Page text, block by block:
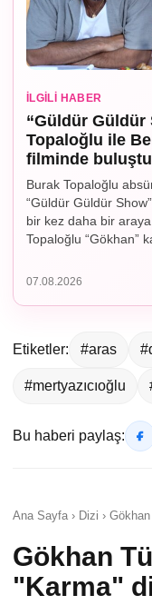
İLGILI HABER
“Güldür Güldür
Topaloğlu ile
filminde buluştu
Burak Topaloğlu
“Güldür Güldür
bir kez daha bir
Topaloğlu “Gökhan”
07.08.2026
Etiketler: #aras
#mertyazıcıoğlu
Bu haberi paylaş:
Ana Sayfa › Dizi ›
Gökhan
"Karma"